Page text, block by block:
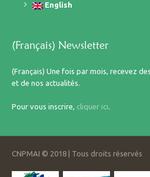
English
(Français) Newsletter
(Français) Une fois par mois, recevez
et de nos actualités.
Pour vous inscrire, cliquer ici.
CNPMAI © 2018 | Tous droits réservés